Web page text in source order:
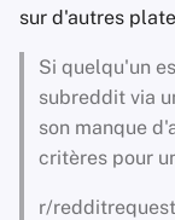
sur d'autres
Si quelqu'un
subreddit via
son manque
critères pour
r/